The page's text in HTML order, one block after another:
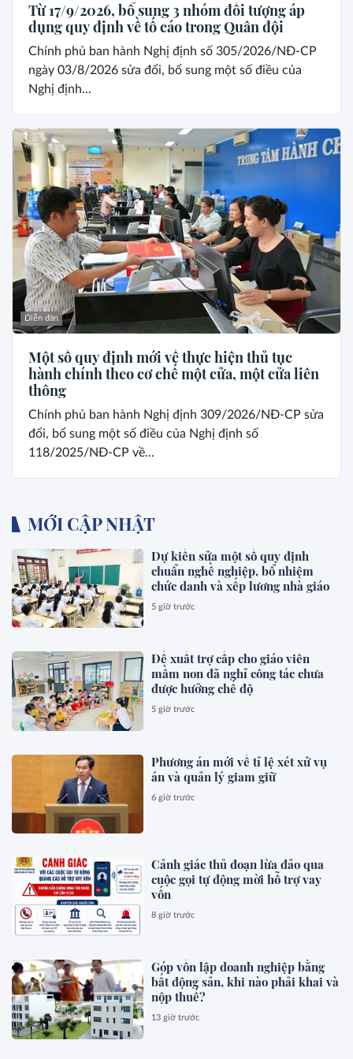
Từ 17/9/2026, bổ sung 3 nhóm đối tượng áp
dụng quy định về tố cáo trong Quân đội
Chính phủ ban hành Nghị định số 305/2026/NĐ-CP
ngày 03/8/2026 sửa đổi, bổ sung một số điều của
Nghị định...
Diễn đàn
Một số quy định mới về thực hiện thủ tục
hành chính theo cơ chế một cửa, một cửa liên
thông
Chính phủ ban hành Nghị định 309/2026/NĐ-CP sửa
đổi, bổ sung một số điều của Nghị định số
118/2025/NĐ-CP về...
MỚI CẬP NHẬT
Dự kiến sửa một số quy định
chuẩn nghề nghiệp, bổ nhiệm
chức danh và xếp lương nhà giáo
5 giờ trước
Đề xuất trợ cấp cho giáo viên
mầm non đã nghỉ công tác chưa
được hưởng chế độ
5 giờ trước
Phương án mới về tỉ lệ xét xử vụ
án và quản lý giam giữ
6 giờ trước
Cảnh giác thủ đoạn lừa đảo qua
cuộc gọi tự động mời hỗ trợ vay
vốn
8 giờ trước
Góp vốn lập doanh nghiệp bằng
bất động sản, khi nào phải khai và
nộp thuế?
13 giờ trước